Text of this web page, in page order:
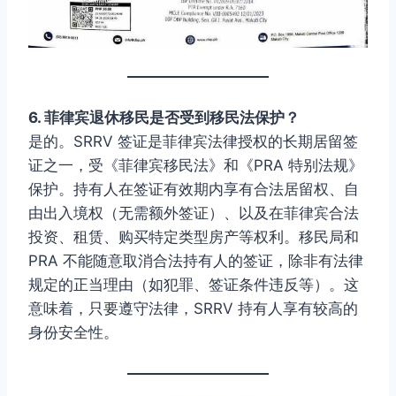
6. 菲律宾退休移民是否受到移民法保护？
是的。SRRV 签证是菲律宾法律授权的长期居留签
证之一，受《菲律宾移民法》和《PRA 特别法规》
保护。持有人在签证有效期内享有合法居留权、自
由出入境权（无需额外签证）、以及在菲律宾合法
投资、租赁、购买特定类型房产等权利。移民局和
PRA 不能随意取消合法持有人的签证，除非有法律
规定的正当理由（如犯罪、签证条件违反等）。这
意味着，只要遵守法律，SRRV 持有人享有较高的
身份安全性。